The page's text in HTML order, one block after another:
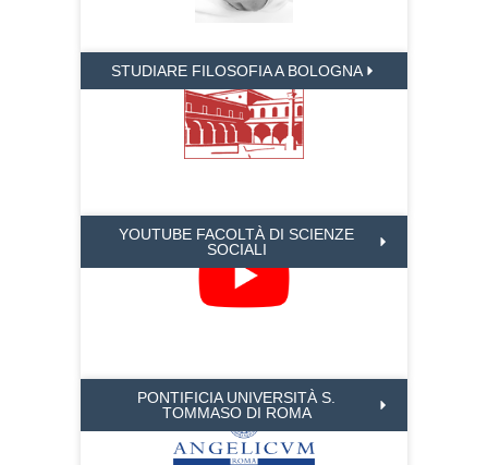
STUDIARE FILOSOFIA A BOLOGNA
YOUTUBE FACOLTÀ DI SCIENZE
SOCIALI
PONTIFICIA UNIVERSITÀ S.
TOMMASO DI ROMA